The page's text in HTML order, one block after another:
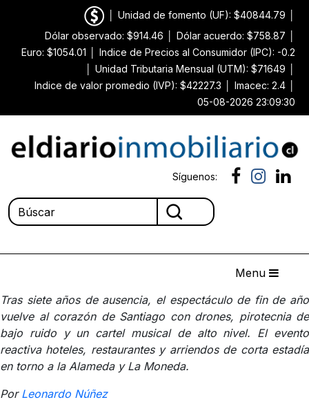
Unidad de fomento (UF): $40844.79
Dólar observado: $914.46
Dólar acuerdo: $758.87
Euro: $1054.01
Indice de Precios al Consumidor (IPC): -0.2
Unidad Tributaria Mensual (UTM): $71649
Indice de valor promedio (IVP): $42227.3
Imacec: 2.4
05-08-2026 23:09:30
Síguenos:
Menu
Tras siete años de ausencia, el espectáculo de fin de año
vuelve al corazón de Santiago con drones, pirotecnia de
bajo ruido y un cartel musical de alto nivel. El evento
reactiva hoteles, restaurantes y arriendos de corta estadía
en torno a la Alameda y La Moneda.
Por Leonardo Núñez